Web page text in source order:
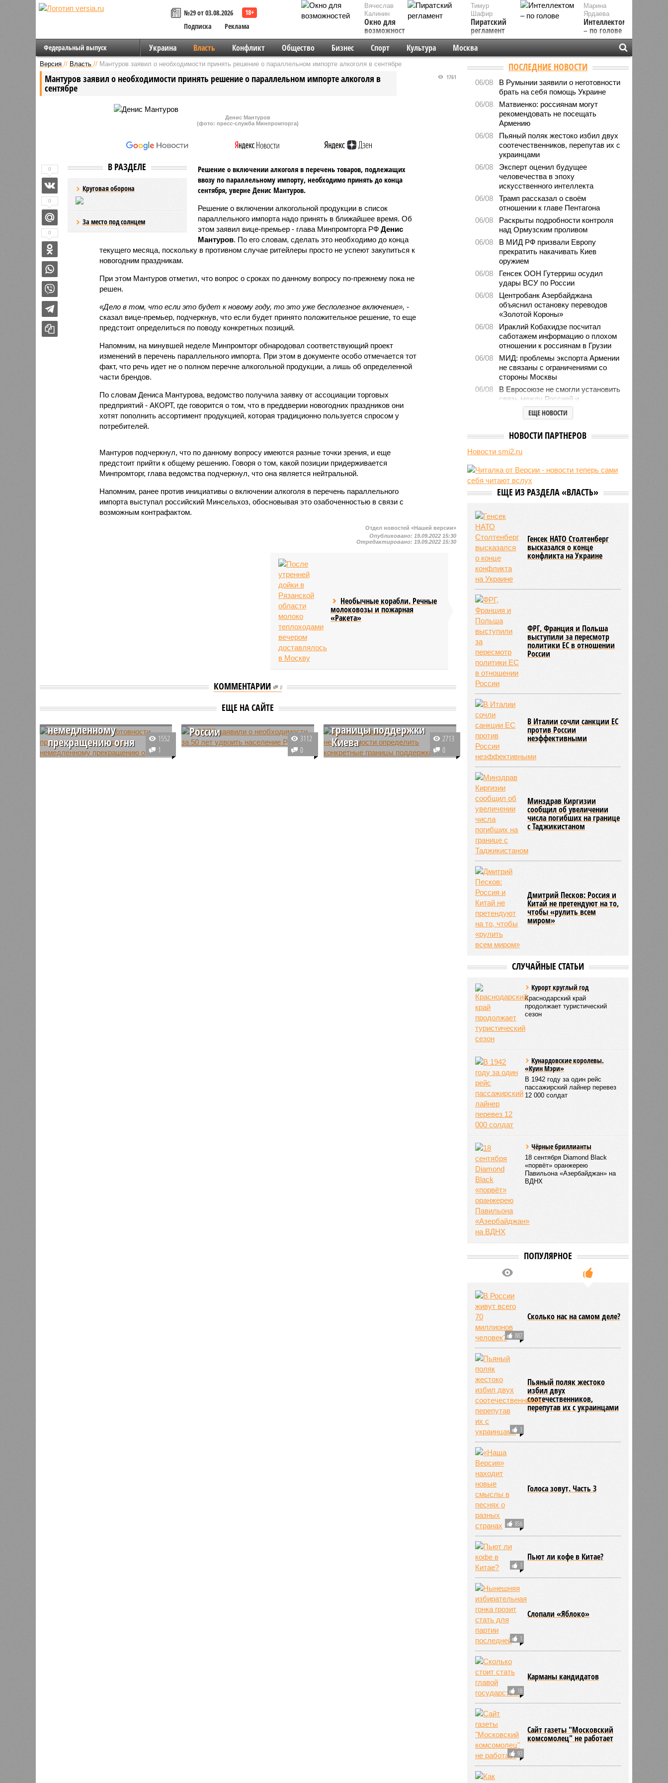
№29 от 03.08.2026
Подписка
Реклама
Вячеслав
Калинин
Окно для
возможностей
Марина
Ярдаева
Интеллектом
– по голове
Тимур
Шафир
Пиратский
регламент
Федеральный выпуск Украина Власть Конфликт Общество Бизнес Спорт Культура Москва
Версия // Власть // Мантуров заявил о необходимости принять решение о параллельном импорте алкоголя в сентябре
Мантуров заявил о необходимости принять решение о параллельном импорте алкоголя в
сентябре
1761
Денис Мантуров
(фото: пресс-служба Минпромторга)
В РАЗДЕЛЕ
Круговая оборона
За место под солнцем
Решение о включении алкоголя в перечень товаров, подлежащих
ввозу по параллельному импорту, необходимо принять до конца
сентября, уверне Денис Мантуров.
Решение о включении алкогольной продукции в список
параллельного импорта надо принять в ближайшее время. Об
этом заявил вице-премьер - глава Минпромторга РФ Денис
Мантуров. По его словам, сделать это необходимо до конца
текущего месяца, поскольку в противном случае ритейлеры просто не успеют закупиться к
новогодним праздникам.
При этом Мантуров отметил, что вопрос о сроках по данному вопросу по-прежнему пока не
решен.
«Дело в том, что если это будет к новому году, то это уже бесполезное включение», -
сказал вице-премьер, подчеркнув, что если будет принято положительное решение, то еще
предстоит определиться по поводу конкретных позиций.
Напомним, на минувшей неделе Минпромторг обнародовал соответствующий проект
изменений в перечень параллельного импорта. При этом в документе особо отмечается тот
факт, что речь идет не о полном перечне алкогольной продукции, а лишь об определенной
части брендов.
По словам Дениса Мантурова, ведомство получила заявку от ассоциации торговых
предприятий - АКОРТ, где говорится о том, что в преддверии новогодних праздников они
хотят пополнить ассортимент продукцией, которая традиционно пользуется спросом у
потребителей.
Мантуров подчеркнул, что по данному вопросу имеются разные точки зрения, и еще
предстоит прийти к общему решению. Говоря о том, какой позиции придерживается
Минпромторг, глава ведомства подчеркнул, что она является нейтральной.
Напомним, ранее против инициативы о включении алкоголя в перечень параллельного
импорта выступал российский Минсельхоз, обосновывая это озабоченностью в связи с
возможным контрафактом.
0
0
0
Отдел новостей «Нашей версии»
Опубликовано: 19.09.2022 15:30
Отредактировано: 19.09.2022 15:30
Необычные корабли. Речные
молоковозы и пожарная
«Ракета»
КОММЕНТАРИИ 0
ЕЩЕ НА САЙТЕ
Украина заявила о
готовности принять
немедленному
прекращению огня
Украина заявила о готовности
1552
1
В ЛДПР заявили о
необходимости за 50 лет
России
Председатель партии Леонид
Слуцкий акцентировал внимание
3112
0
Барак Обама заявил о
необходимости
границы поддержки
Киева
Барак Обама заявил о том, что
2713
0
ПОСЛЕДНИЕ НОВОСТИ
06/08
В Румынии заявили о неготовности
брать на себя помощь Украине
06/08
Матвиенко: россиянам могут
рекомендовать не посещать
Армению
06/08
Пьяный поляк жестоко избил двух
соотечественников, перепутав их с
украинцами
06/08
Эксперт оценил будущее
человечества в эпоху
искусственного интеллекта
06/08
Трамп рассказал о своём
отношении к главе Пентагона
06/08
Раскрыты подробности контроля
над Ормузским проливом
06/08
В МИД РФ призвали Европу
прекратить накачивать Киев
оружием
06/08
Генсек ООН Гутерриш осудил
удары ВСУ по России
06/08
Центробанк Азербайджана
объяснил остановку переводов
«Золотой Короны»
06/08
Ираклий Кобахидзе посчитал
саботажем информацию о плохом
отношении к россиянам в Грузии
06/08
МИД: проблемы экспорта Армении
не связаны с ограничениями со
стороны Москвы
06/08
В Евросоюзе не смогли установить
связь между Россией и
миграционным кризисом в Сеуте
Ямпольская объяснила причины
ведущие вузы страны
06/08
Euractiv: закрытие границы с
экономики Финляндии
06/08
Минобрнауки осенью примет
решение о правилах приёма на
ЕЩЕ НОВОСТИ
НОВОСТИ ПАРТНЕРОВ
Новости smi2.ru
ЕЩЕ ИЗ РАЗДЕЛА «ВЛАСТЬ»
Генсек НАТО Столтенберг
высказался о конце
конфликта на Украине
ФРГ, Франция и Польша
выступили за пересмотр
политики ЕС в отношении
России
В Италии сочли санкции ЕС
против России
неэффективными
Минздрав Киргизии
сообщил об увеличении
числа погибших на границе
с Таджикистаном
Дмитрий Песков: Россия и
Китай не претендуют на то,
чтобы «рулить всем
миром»
СЛУЧАЙНЫЕ СТАТЬИ
Курорт круглый год
Краснодарский край
продолжает туристический
сезон
Кунардовские королевы.
«Куин Мэри»
В 1942 году за один рейс
пассажирский лайнер перевез
12 000 солдат
Чёрные бриллианты
18 сентября Diamond Black
«порвёт» оранжерею
Павильона «Азербайджан» на
ВДНХ
ПОПУЛЯРНОЕ
887
Сколько нас на самом деле?
1
Пьяный поляк жестоко
избил двух
соотечественников,
перепутав их с украинцами
856
Голоса зовут. Часть 3
1
Пьют ли кофе в Китае?
1
Слопали «Яблоко»
18
Карманы кандидатов
93
Сайт газеты "Московский
комсомолец" не работает